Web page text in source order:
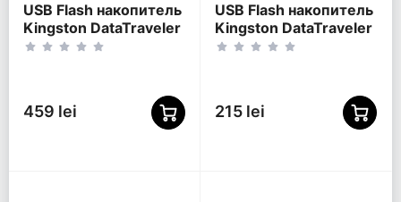
USB Flash накопитель
Kingston DataTraveler
SE9 G3, 64Гб,
459 lei
USB Flash накопитель
Kingston DataTraveler
Exodia S, 64Гб,
215 lei